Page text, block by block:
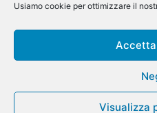
Usiamo cookie per ottimizzare il
Visualizza
@ArsCommunication 2023